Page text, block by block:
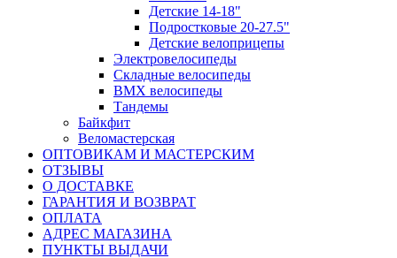
Детские 14-18"
Подростковые 20-27.5"
Детские велоприцепы
Электровелосипеды
Складные велосипеды
BMX велосипеды
Тандемы
Байкфит
Веломастерская
ОПТОВИКАМ И МАСТЕРСКИМ
ОТЗЫВЫ
О ДОСТАВКЕ
ГАРАНТИЯ И ВОЗВРАТ
ОПЛАТА
АДРЕС МАГАЗИНА
ПУНКТЫ ВЫДАЧИ